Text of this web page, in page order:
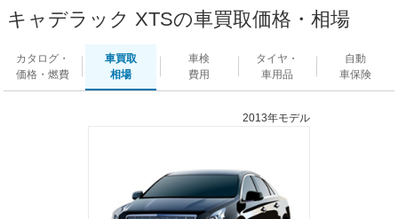
キャデラック XTSの車買取価格・相場
カタログ・
価格・燃費
車買取
相場
車検
費用
タイヤ・
車用品
自動
車保険
2013年モデル